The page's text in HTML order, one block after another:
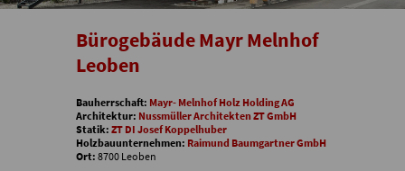
Bürogebäude Mayr Melnhof
Leoben
Bauherrschaft: Mayr- Melnhof Holz Holding AG
Architektur: Nussmüller Architekten ZT GmbH
Statik: ZT DI Josef Koppelhuber
Holzbauunternehmen: Raimund Baumgartner GmbH
Ort: 8700 Leoben